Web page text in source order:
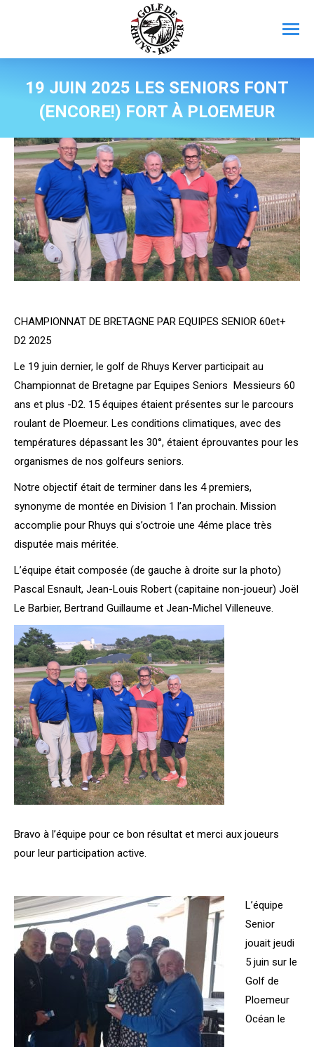
19 JUIN 2025 LES SENIORS FONT
(ENCORE!) FORT À PLOEMEUR
CHAMPIONNAT DE BRETAGNE PAR EQUIPES SENIOR 60et+
D2 2025
Le 19 juin dernier, le golf de Rhuys Kerver participait au
Championnat de Bretagne par Equipes Seniors Messieurs 60
ans et plus -D2. 15 équipes étaient présentes sur le parcours
roulant de Ploemeur. Les conditions climatiques, avec des
températures dépassant les 30°, étaient éprouvantes pour les
organismes de nos golfeurs seniors.
Notre objectif était de terminer dans les 4 premiers,
synonyme de montée en Division 1 l’an prochain. Mission
accomplie pour Rhuys qui s’octroie une 4éme place très
disputée mais méritée.
L’équipe était composée (de gauche à droite sur la photo)
Pascal Esnault, Jean-Louis Robert (capitaine non-joueur) Joël
Le Barbier, Bertrand Guillaume et Jean-Michel Villeneuve.
Bravo à l’équipe pour ce bon résultat et merci aux joueurs
pour leur participation active.
L’équipe
Senior
jouait jeudi
5 juin sur le
Golf de
Ploemeur
Océan le